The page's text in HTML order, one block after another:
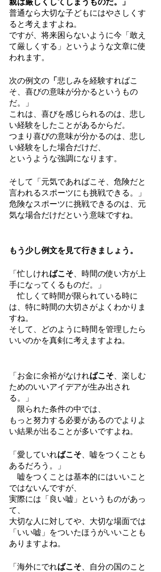
普通なら大切な子どもにはやさしくす
ると考えますよね。
ですが、将来困らないように今「敢え
て厳しくする」というような文章に使
われます。
次の例文の 「悲しみを経験すればこ
そ、喜びの意味が分かるというもの
だ。」
これは、喜びを感じられるのは、悲し
い経験をしたことがあるからだ。
つまり喜びの意味が分かるのは、悲し
い経験をした場合だけだ、
というような強調になります。
そして「元気であればこそ、危険だと
言われるスポーツにも挑戦できる。」
危険なスポーツに挑戦できるのは、元
気な場合だけだという意味ですね。
もう少し例文を見て行きましょう。
「忙しければこそ 、時間の使い方が上
手になってくるものだ。」
忙しくて時間が限られている時に
は、特に時間の大切さがよくわかりま
すね。
そして、どのように時間を管理したら
いいのかを真剣に考えますよね。
「お金に余裕がなければこそ 、楽しむ
ためのいいアイデアが生み出され
る。」
限られた条件の中では、
もっと努力する必要があるのでよりよ
い結果が出ることが多いですよね。
「愛していればこそ 、嘘をつくことも
あるだろう。」
嘘をつくことは基本的にはいいこと
ではないんですが、
実際には「良い嘘」というものがあっ
て、
大切な人に対してや、大切な場面では
「いい嘘」をついたほうがいいことも
ありますよね。
「海外にでればこそ 、自分の国のこと